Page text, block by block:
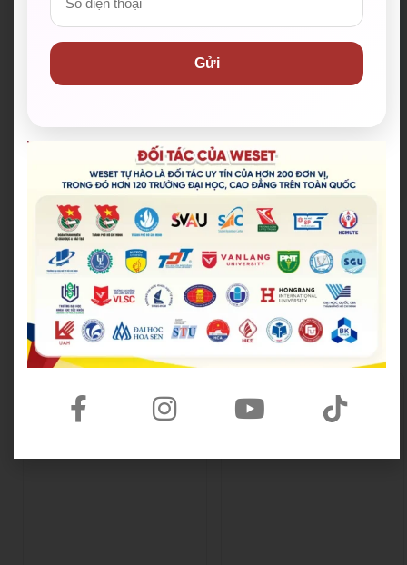
Hotline: 028 38 38 38 77
support@weset.edu.vn
Để lại thông tin ngay hoặcđăng ký tư vấn
WESET tự hào là đối tác uy tín của hơn 200 đơn vị,
trong đó hơn 120 trường đại học, cao đẳng trên toàn
quốc.​
Tổng hợp đối tác của chúng tôi
Gửi